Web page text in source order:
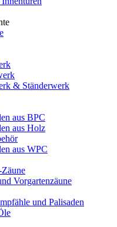
& Ständerwerk
aus BPC
aus Holz
aus WPC
Vorgartenzäune
und Palisaden